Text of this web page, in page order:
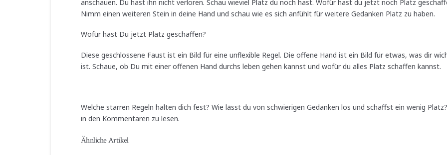
anschauen. Du hast ihn nicht verloren. Schau wieviel Platz du noch hast. Wofür hast du jetzt noch Platz
Nimm einen weiteren Stein in deine Hand und schau wie es sich anfühlt für weitere Gedanken Platz zu haben.
Wofür hast Du jetzt Platz geschaffen?
Diese geschlossene Faust ist ein Bild für eine unflexible Regel. Die offene Hand ist ein Bild für etwas, was dir
ist. Schaue, ob Du mit einer offenen Hand durchs leben gehen kannst und wofür du alles Platz schaffen kannst.
Welche starren Regeln halten dich fest? Wie lässt du von schwierigen Gedanken los und schaffst ein wenig
in den Kommentaren zu lesen.
Ähnliche Artikel